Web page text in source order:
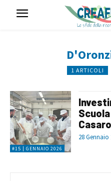
1 ARTICOLI
#15 | GENNAIO 2026
Casaro
28 Gennaio